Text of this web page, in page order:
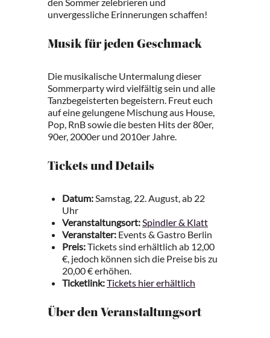
unvergessliche Erinnerungen schaffen!
Musik für jeden Geschmack
Die musikalische Untermalung dieser
Sommerparty wird vielfältig sein und alle
Tanzbegeisterten begeistern. Freut euch
auf eine gelungene Mischung aus House,
Pop, RnB sowie die besten Hits der 80er,
90er, 2000er und 2010er Jahre.
Tickets und Details
Datum:Samstag, 22. August, ab 22
Uhr
Veranstaltungsort:Spindler & Klatt
Veranstalter: Events & Gastro Berlin
Preis:Tickets sind erhältlich ab 12,00
€, jedoch können sich die Preise bis zu
20,00 € erhöhen.
Ticketlink:Tickets hier erhältlich
Über den Veranstaltungsort